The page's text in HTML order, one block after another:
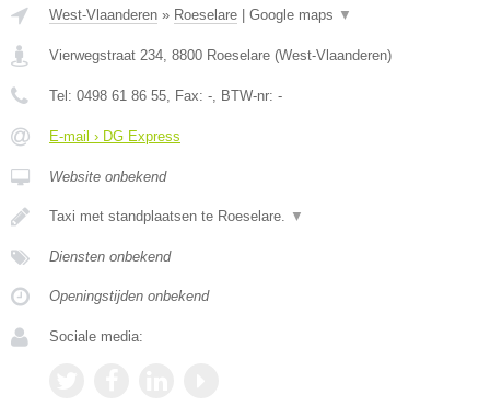
West-Vlaanderen » Roeselare Google maps ▼
Vierwegstraat 234, 8800 Roeselare (West-Vlaanderen)
Tel: 0498 61 86 55, Fax: -, BTW-nr: -
E-mail › DG Express
Website onbekend
Taxi met standplaatsen te Roeselare. ▼
Diensten onbekend
Openingstijden onbekend
Sociale media: